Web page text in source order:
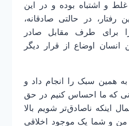
غلط و اشتباه بوده و در این
در حالتی صادقانه،
برای طرف مقابل صادر
اوضاع از قرار دیگر
همین سبک را انجام داد و
که ما احساس کنیم در حق
اینکه ناصادق‌تر شویم بالا
و شما یک موجود اخلاقی